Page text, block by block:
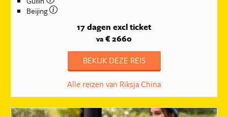
Beijing
17 dagen excl ticket
va € 2660
BEKIJK DEZE REIS
Alle reizen van Riksja China